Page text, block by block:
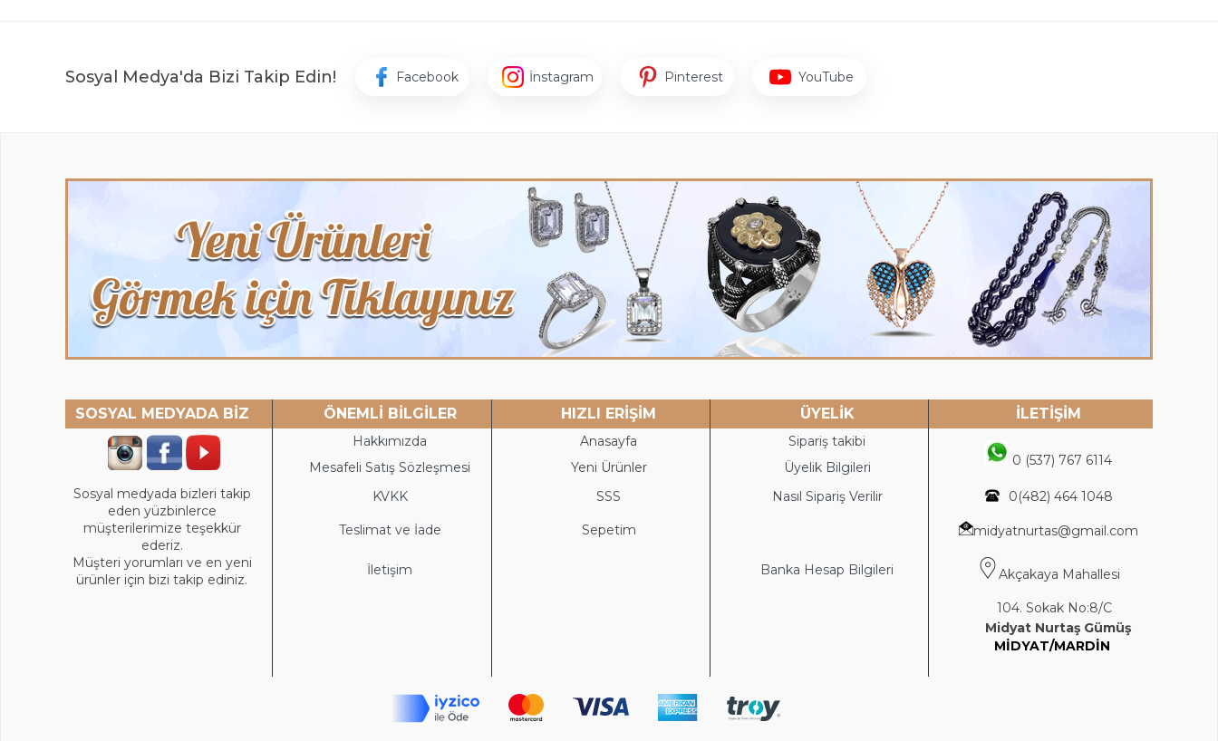
Sosyal Medya'da Bizi Takip Edin! Facebook İnstagram Pinterest YouTube
SOSYAL MEDYADA BİZ ÖNEMLİ BİLGİLER HIZLI ERİŞİM ÜYELİK İLETİŞİM
Hakkımızda Anasayfa
Sipariş takibi
0 (537) 767 6114
Mesafeli Satış Sözleşmesi Yeni Ürünler
Üyelik Bilgileri
Sosyal medyada bizleri takip
eden yüzbinlerce
müşterilerimize teşekkür
ederiz.
Müşteri yorumları ve en yeni
ürünler için bizi takip ediniz.
KVKK SSS Nasıl Sipariş Verilir 0(482) 464 1048
Teslimat ve İade Sepetim midyatnurtas@gmail.com
İletişim Banka Hesap Bilgileri Akçakaya Mahallesi
104. Sokak No:8/C
Midyat Nurtaş Gümüş
MİDYAT/MARDİN